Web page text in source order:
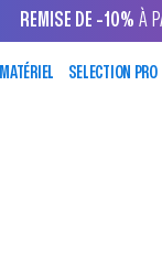
REMISE DE -10% À
MATÉRIEL SELECTION PRO